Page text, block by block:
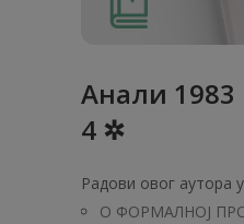
Анaли
4 ✲
Радови овог аутора
О ФОРМАЛНОЈ